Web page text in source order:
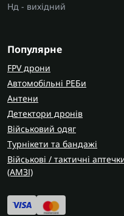
Нд - вихідний
Популярне
FPV дрони
Автомобільні РЕБи
Антени
Детектори дронів
Військовий одяг
Турнікети та бандажі
Військові / тактичні
(AMЗІ)